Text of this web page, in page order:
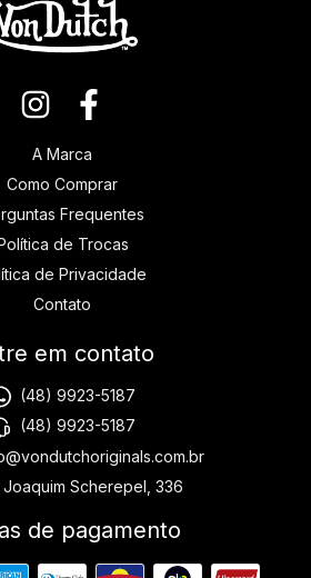
A Marca
Como Comprar
Frequentes
de Trocas
de Privacidade
Contato
em contato
(48) 9923-5187
(48) 9923-5187
Joaquim Scherepel, 336
de pagamento